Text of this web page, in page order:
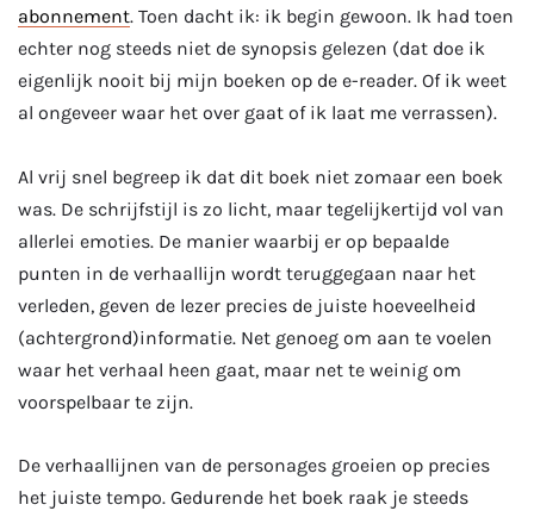
abonnement. Toen dacht ik: ik begin gewoon. Ik had toen
echter nog steeds niet de synopsis gelezen (dat doe ik
eigenlijk nooit bij mijn boeken op de e-reader. Of ik weet
al ongeveer waar het over gaat of ik laat me verrassen).
Al vrij snel begreep ik dat dit boek niet zomaar een boek
was. De schrijfstijl is zo licht, maar tegelijkertijd vol van
allerlei emoties. De manier waarbij er op bepaalde
punten in de verhaallijn wordt teruggegaan naar het
verleden, geven de lezer precies de juiste hoeveelheid
(achtergrond)informatie. Net genoeg om aan te voelen
waar het verhaal heen gaat, maar net te weinig om
voorspelbaar te zijn.
De verhaallijnen van de personages groeien op precies
het juiste tempo. Gedurende het boek raak je steeds